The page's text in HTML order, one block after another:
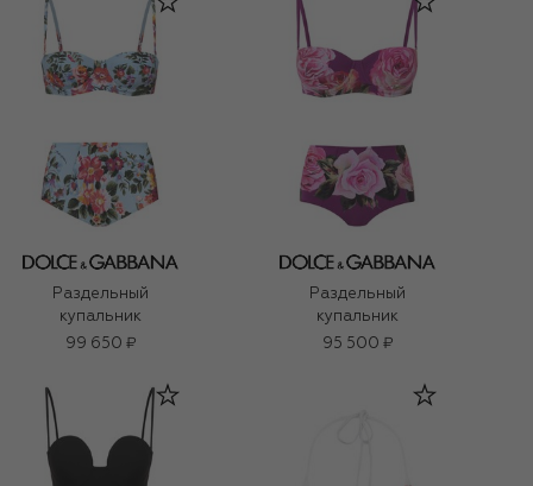
Раздельный
купальник
99 650 ₽
Раздельный
купальник
95 500 ₽